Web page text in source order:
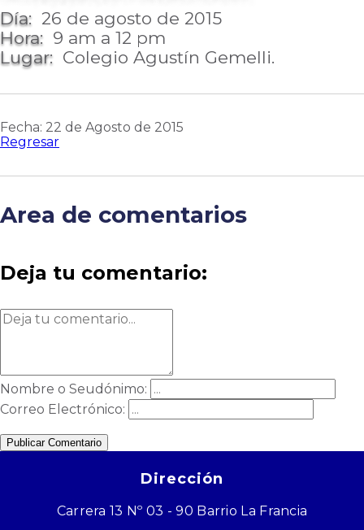
Día: 26 de agosto de 2015
Hora: 9 am a 12 pm
Lugar: Colegio Agustín Gemelli.
Fecha: 22 de Agosto de 2015
Regresar
Area de comentarios
Deja tu comentario:
Nombre o Seudónimo:
Correo Electrónico:
Publicar Comentario
Dirección
Carrera 13 Nº 03 - 90 Barrio La Francia